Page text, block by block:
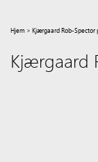
Hjem > Kjærgaard Rob-Spector
Kjærgaard